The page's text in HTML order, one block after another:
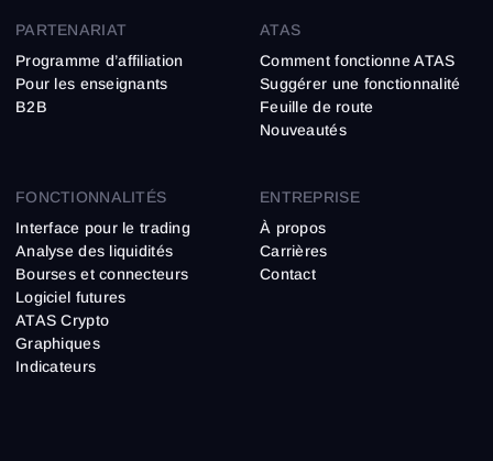
FONCTIONNALITÉS
Interface pour le trading
Analyse des liquidités
Bourses et connecteurs
Logiciel futures
ATAS Crypto
Graphiques
Indicateurs
PARTENARIAT
Programme d’affiliation
Pour les enseignants
B2B
ATAS
Comment fonctionne ATAS
Suggérer une fonctionnalité
Feuille de route
Nouveautés
ENTREPRISE
À propos
Carrières
Contact